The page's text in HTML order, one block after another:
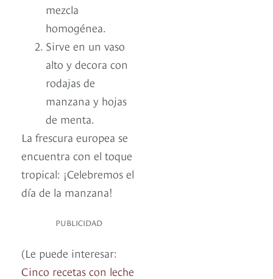
mezcla
homogénea.
Sirve en un vaso
alto y decora con
rodajas de
manzana y hojas
de menta.
La frescura europea se
encuentra con el toque
tropical: ¡Celebremos el
día de la manzana!
PUBLICIDAD
(Le puede interesar:
Cinco recetas con leche